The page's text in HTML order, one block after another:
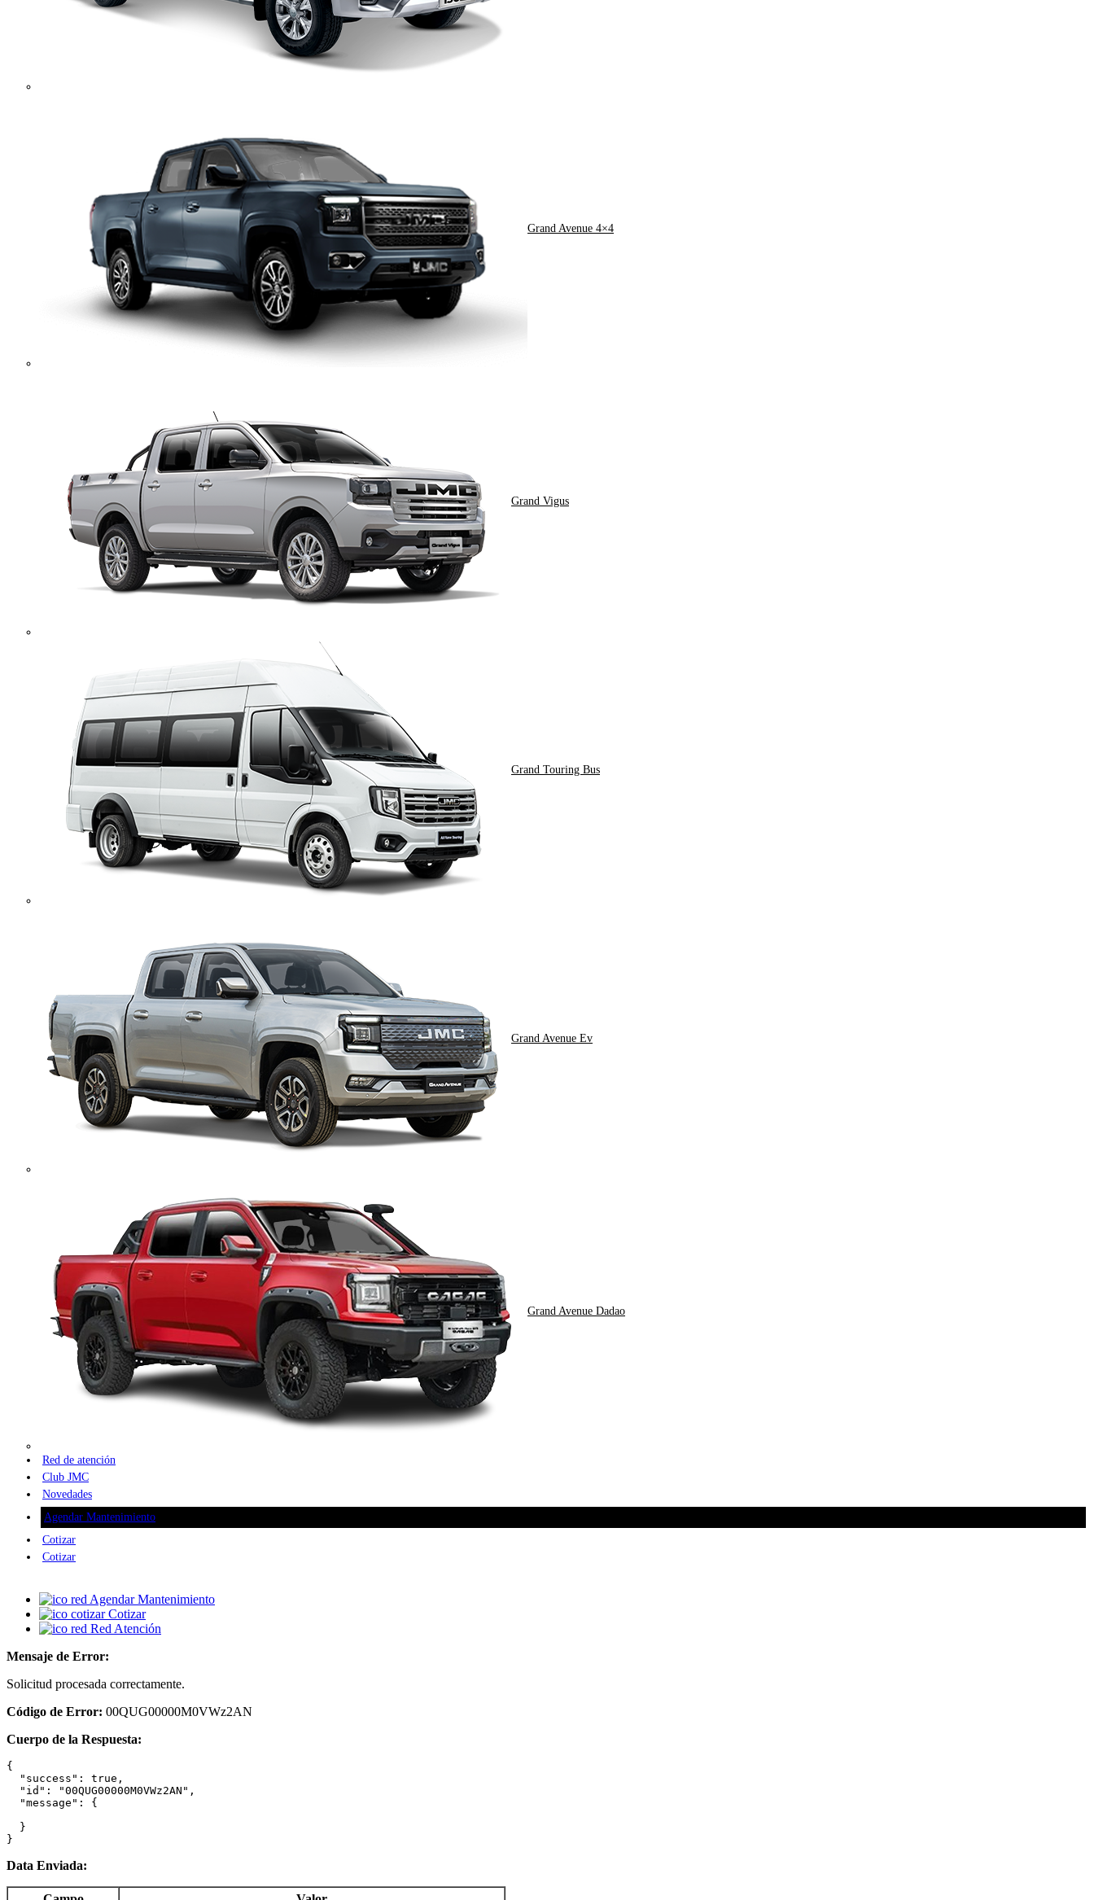
Grand Avenue 4×4
Grand Vigus
Grand Touring Bus
Grand Avenue Ev
Grand Avenue Dadao
Red de atención
Club JMC
Novedades
Agendar Mantenimiento
Cotizar
Cotizar
Agendar Mantenimiento
Cotizar
Red Atención
Mensaje de Error:
Solicitud procesada correctamente.
Código de Error: 00QUG00000M0VWz2AN
Cuerpo de la Respuesta:
{
  "success": true,
  "id": "00QUG00000M0VWz2AN",
  "message": {
  }
}
Data Enviada: